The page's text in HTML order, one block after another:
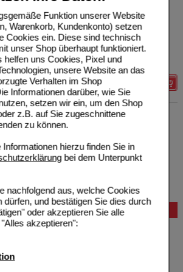
Funktion unserer Website
Warenkorb, Kundenkonto) setzen
Cookies ein. Diese sind technisch
unser Shop überhaupt funktioniert.
helfen uns Cookies, Pixel und
unsere Website an das
Verhalten im Shop
Informationen darüber, wie Sie
setzen wir ein, um den Shop
z.B. auf Sie zugeschnittene
zu können.
Informationen hierzu finden Sie in
bei dem Unterpunkt
nachfolgend aus, welche Cookies
dürfen, und bestätigen Sie dies durch
oder akzeptieren Sie alle
akzeptieren":
AVP***
Unser Preis*
Sie sparen 4,46 €
Grundpreis
221,67 €
verw. bis*****:
Details
oder bei
Bewertung